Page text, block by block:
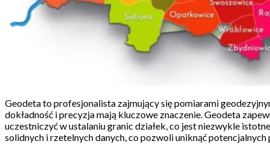
Geodeta to profesjonalista zajmujący się pomiarami
dokładność i precyzja mają kluczowe znaczenie. Geodeta
uczestniczyć w ustalaniu granic działek, co jest niezwykle
solidnych i rzetelnych danych, co pozwoli uniknąć